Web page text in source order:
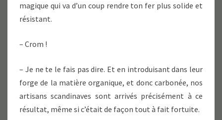
magique qui va d’un coup rendre ton fer plus solide et
résistant.
– Crom !
– Je ne te le fais pas dire. Et en introduisant dans leur
forge de la matière organique, et donc carbonée, nos
artisans scandinaves sont arrivés précisément à ce
résultat, même si c’était de façon tout à fait fortuite.